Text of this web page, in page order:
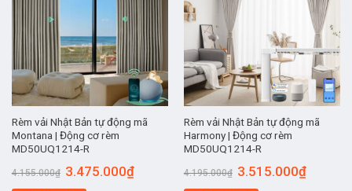
Rèm vải Nhật Bản tự động mã
Montana | Động cơ rèm
MD50UQ1214-R
4.155.000₫ 3.475.000₫
Rèm vải Nhật Bản tự động mã
Harmony | Động cơ rèm
MD50UQ1214-R
4.195.000₫ 3.515.000₫